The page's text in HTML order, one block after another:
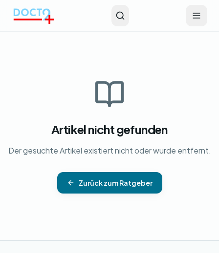
Artikel nicht gefunden
Der gesuchte Artikel existiert nicht oder wurde entfernt.
Zurück zum Ratgeber